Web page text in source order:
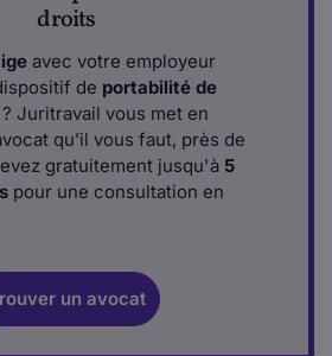
droits
avec votre employeur
de portabilité de
? Juritravail vous met en
qu’il vous faut, près de
gratuitement jusqu'à 5
pour une consultation en
un avocat